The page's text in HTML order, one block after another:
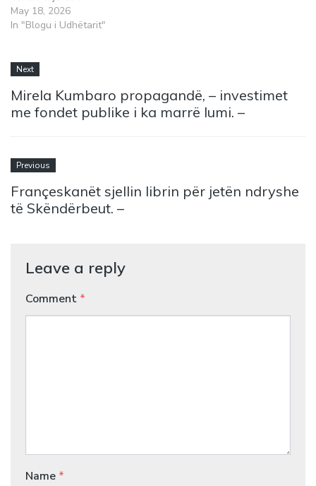
May 18, 2026
In "Blogu i Udhëtarit"
Next
Mirela Kumbaro propagandë, – investimet
me fondet publike i ka marrë lumi. –
Previous
Françeskanët sjellin librin për jetën ndryshe
të Skëndërbeut. –
Leave a reply
Comment *
Name *